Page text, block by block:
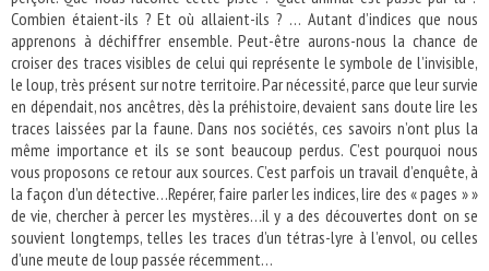
Combien étaient-ils ? Et où allaient-ils ? … Autant d’indices que nous
apprenons à déchiffrer ensemble. Peut-être aurons-nous la chance de
croiser des traces visibles de celui qui représente le symbole de l’invisible,
le loup, très présent sur notre territoire. Par nécessité, parce que leur survie
en dépendait, nos ancêtres, dès la préhistoire, devaient sans doute lire les
traces laissées par la faune. Dans nos sociétés, ces savoirs n’ont plus la
même importance et ils se sont beaucoup perdus. C’est pourquoi nous
vous proposons ce retour aux sources. C’est parfois un travail d’enquête, à
la façon d’un détective…Repérer, faire parler les indices, lire des « pages » »
de vie, chercher à percer les mystères…il y a des découvertes dont on se
souvient longtemps, telles les traces d’un tétras-lyre à l’envol, ou celles
d’une meute de loup passée récemment…